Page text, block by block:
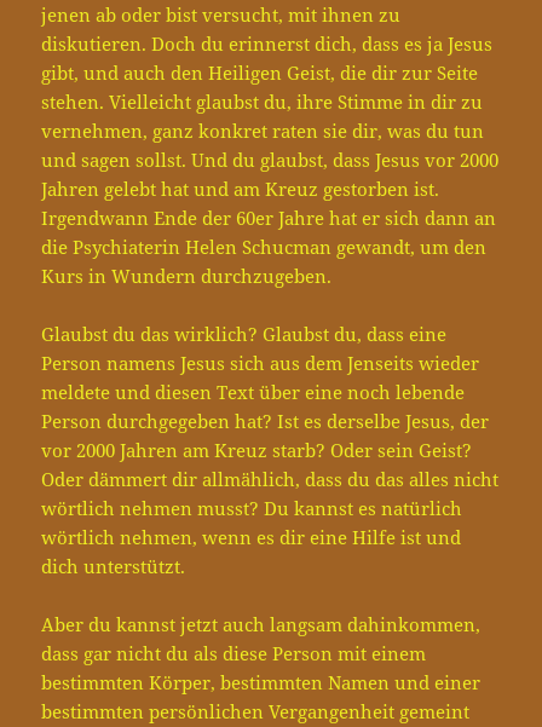
jenen ab oder bist versucht, mit ihnen zu
diskutieren. Doch du erinnerst dich, dass es ja Jesus
gibt, und auch den Heiligen Geist, die dir zur Seite
stehen. Vielleicht glaubst du, ihre Stimme in dir zu
vernehmen, ganz konkret raten sie dir, was du tun
und sagen sollst. Und du glaubst, dass Jesus vor 2000
Jahren gelebt hat und am Kreuz gestorben ist.
Irgendwann Ende der 60er Jahre hat er sich dann an
die Psychiaterin Helen Schucman gewandt, um den
Kurs in Wundern durchzugeben.
Glaubst du das wirklich? Glaubst du, dass eine
Person namens Jesus sich aus dem Jenseits wieder
meldete und diesen Text über eine noch lebende
Person durchgegeben hat? Ist es derselbe Jesus, der
vor 2000 Jahren am Kreuz starb? Oder sein Geist?
Oder dämmert dir allmählich, dass du das alles nicht
wörtlich nehmen musst? Du kannst es natürlich
wörtlich nehmen, wenn es dir eine Hilfe ist und
dich unterstützt.
Aber du kannst jetzt auch langsam dahinkommen,
dass gar nicht du als diese Person mit einem
bestimmten Körper, bestimmten Namen und einer
bestimmten persönlichen Vergangenheit gemeint